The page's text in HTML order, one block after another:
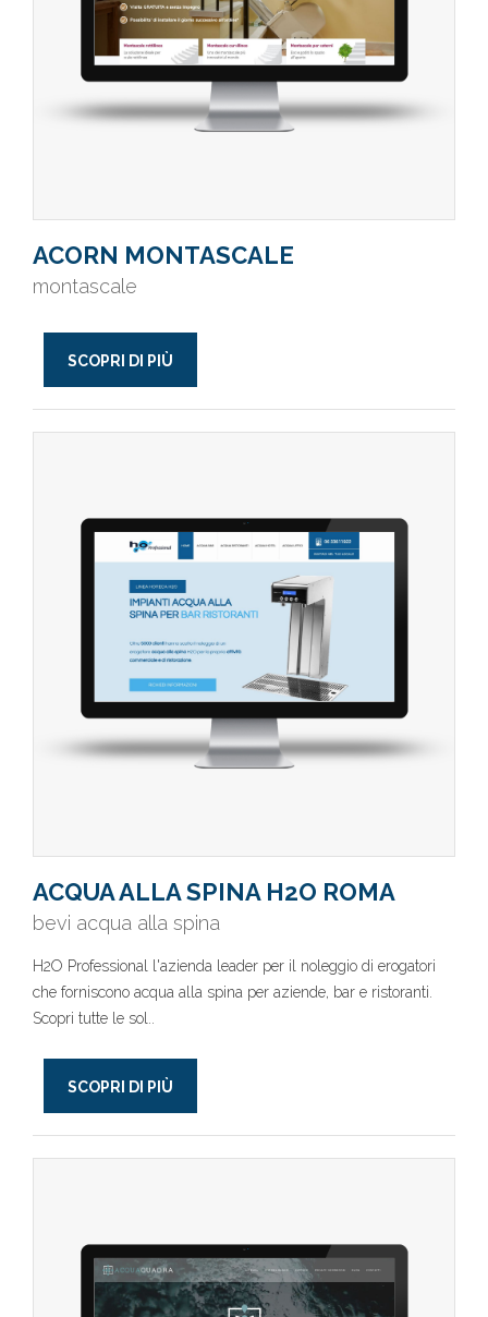
ACORN MONTASCALE
montascale
SCOPRI DI PIÙ
ACQUA ALLA SPINA H2O ROMA
bevi acqua alla spina
H2O Professional l'azienda leader per il noleggio di erogatori
che forniscono acqua alla spina per aziende, bar e ristoranti.
Scopri tutte le sol..
SCOPRI DI PIÙ